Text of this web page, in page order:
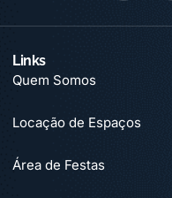
Links
Quem Somos
Locação de Espaços
Área de Festas